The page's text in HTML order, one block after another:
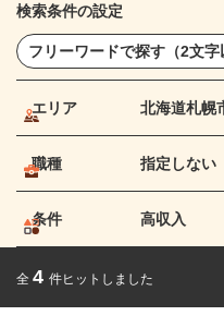
検索条件の設定
エリア 北海道札幌
職種 指定しない
条件 高収入
全 4 件ヒットしました